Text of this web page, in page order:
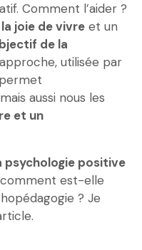
Comment l’aider ?
joie de vivre et un
de la
utilisée par
aussi nous les
et un
psychologie positive
est-elle
? Je